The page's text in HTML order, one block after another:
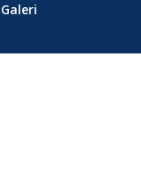
Galeri